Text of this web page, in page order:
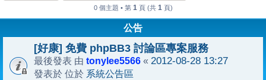
0 個主題 • 第 1 頁 (共 1 頁)
公告
[好康] 免費 phpBB3 討論區專案服務
最後發表 由 tonylee5566 « 2012-08-28 13:27
發表於 位於 系統公告區